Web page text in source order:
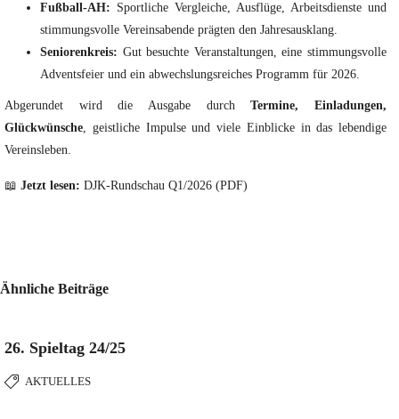
Fußball-AH: Sportliche Vergleiche, Ausflüge, Arbeitsdienste und
stimmungsvolle Vereinsabende prägten den Jahresausklang.
Seniorenkreis: Gut besuchte Veranstaltungen, eine stimmungsvolle
Adventsfeier und ein abwechslungsreiches Programm für 2026.
Abgerundet wird die Ausgabe durchTermine, Einladungen,
Glückwünsche, geistliche Impulse und viele Einblicke in das lebendige
Vereinsleben.
📖 Jetzt lesen: DJK-Rundschau Q1/2026 (PDF)
Ähnliche Beiträge
26. Spieltag 24/25
AKTUELLES